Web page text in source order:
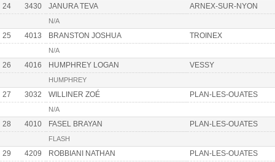
24 3430 JANURA TEVA ARNEX-SUR-NYON
N/A
25 4013 BRANSTON JOSHUA TROINEX
N/A
26 4016 HUMPHREY LOGAN VESSY
HUMPHREY
27 3032 WILLINER ZOÉ PLAN-LES-OUATES
N/A
28 4010 FASEL BRAYAN PLAN-LES-OUATES
FLASH
29 4209 ROBBIANI NATHAN PLAN-LES-OUATES